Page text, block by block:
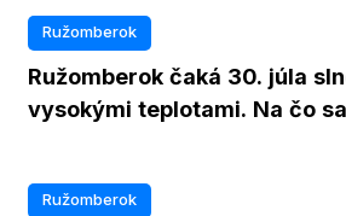
Ružomberok
Ružomberok čaká 30. júla
vysokými teplotami. Na čo
Ružomberok